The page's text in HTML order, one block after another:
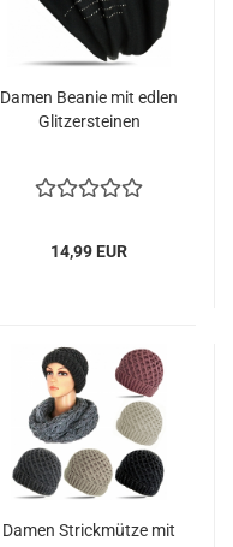
Damen Beanie mit edlen
Glitzersteinen
14,99 EUR
Damen Strickmütze mit